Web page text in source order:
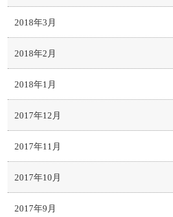
2018年3月
2018年2月
2018年1月
2017年12月
2017年11月
2017年10月
2017年9月